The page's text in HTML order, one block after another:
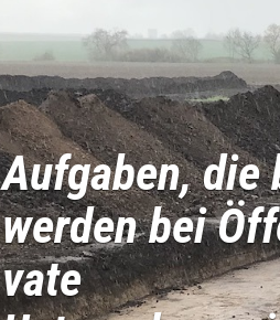
Auf­ga­ben, die
wer­den bei
vate